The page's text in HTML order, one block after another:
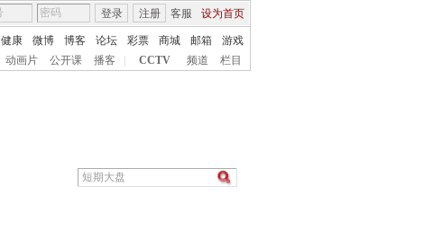
客服 设为首页
登录 注册
健康 微博 博客 论坛 彩票 商城 邮箱
游戏
动画片 公开课 播客 CCTV 频道 栏目